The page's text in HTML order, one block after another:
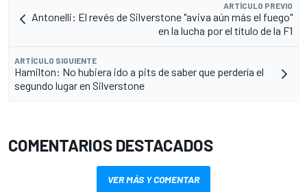
ARTÍCULO PREVIO
Antonelli: El revés de Silverstone "aviva aún más el fuego"
en la lucha por el título de la F1
ARTÍCULO SIGUIENTE
Hamilton: No hubiera ido a pits de saber que perdería el
segundo lugar en Silverstone
COMENTARIOS DESTACADOS
VER MÁS Y COMENTAR